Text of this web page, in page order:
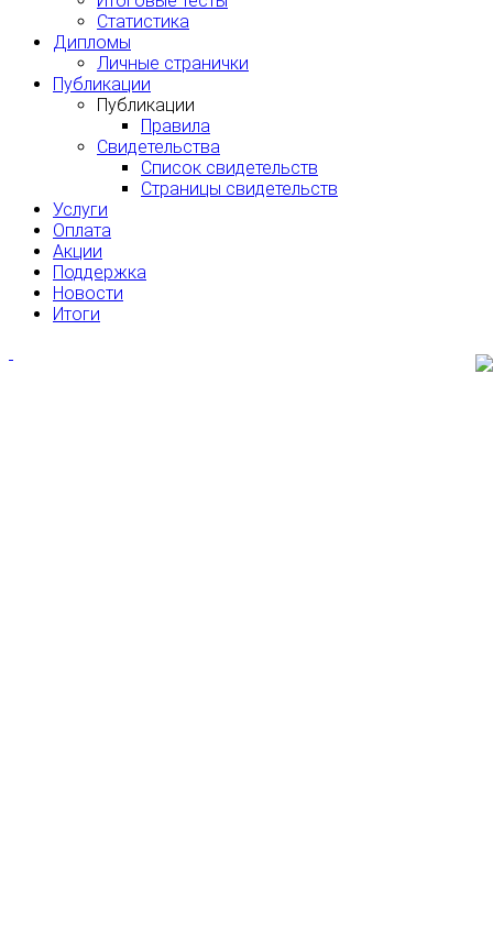
Статистика
Дипломы
Личные странички
Публикации
Публикации
Правила
Свидетельства
Список свидетельств
Страницы свидетельств
Услуги
Оплата
Акции
Поддержка
Новости
Итоги